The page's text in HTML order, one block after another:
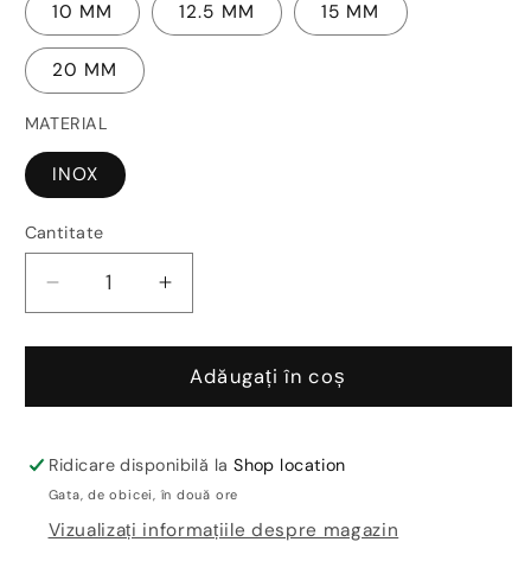
10 MM 12.5 MM 15 MM
20 MM
MATERIAL
INOX
Cantitate
Reduceți
cantitatea
pentru
dilatare
pardoseli
subitiri
inalte
Creșteți
cantitatea
pentru
Profil
dilatare
pardoseli
subitiri
inalte
Adăugați în coș
Ridicare disponibilă laShop location
Gata, de obicei, în două ore
Vizualizați informațiile despre magazin